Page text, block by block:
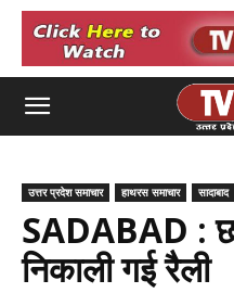
उत्तर प्रदेश समाचार हाथरस समाचार सादाबाद
SADABAD :
निकाली गई रैली